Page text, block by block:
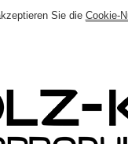
Sie die Cookie-